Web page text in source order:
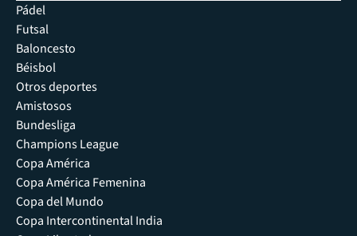
Pádel
Futsal
Baloncesto
Béisbol
Otros deportes
Amistosos
Bundesliga
Champions League
Copa América
Copa América Femenina
Copa del Mundo
Copa Intercontinental India